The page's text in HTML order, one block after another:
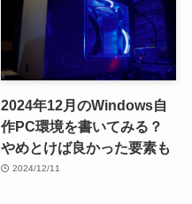
2024年12月のWindows自
作PC環境を書いてみる？
やめとけば良かった要素も
2024/12/11